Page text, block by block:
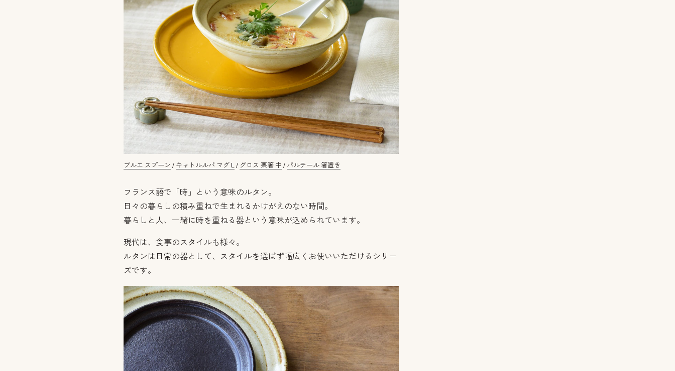
ブルエ スプーン / キャトルルパ マグ L / グロス 栗箸 中 / パルテール 箸置き
フランス語で「時」という意味のルタン。
日々の暮らしの積み重ねで生まれるかけがえのない時間。
暮らしと人、一緒に時を重ねる器という意味が込められています。
現代は、食事のスタイルも様々。
ルタンは日常の器として、スタイルを選ばず幅広くお使いいただけるシリー
ズです。